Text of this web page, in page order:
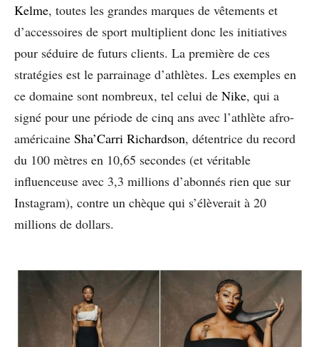
Kelme, toutes les grandes marques de vêtements et
d’accessoires de sport multiplient donc les initiatives
pour séduire de futurs clients. La première de ces
stratégies est le parrainage d’athlètes. Les exemples en
ce domaine sont nombreux, tel celui de Nike, qui a
signé pour une période de cinq ans avec l’athlète afro-
américaine Sha’Carri Richardson, détentrice du record
du 100 mètres en 10,65 secondes (et véritable
influenceuse avec 3,3 millions d’abonnés rien que sur
Instagram), contre un chèque qui s’élèverait à 20
millions de dollars.